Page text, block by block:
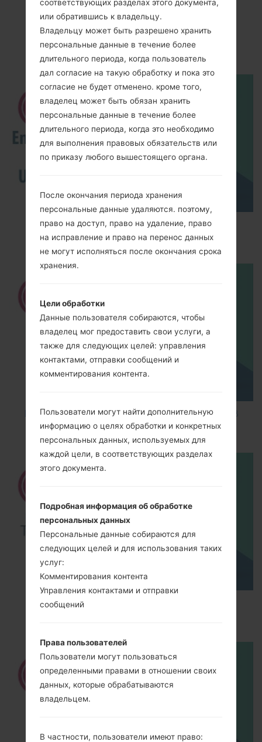
Видео
LGH791N(LGH791N)
akaLG Nexus 5X
How to Enable Developer Options & USB
Debugging on LG ?
How to Factory Reset through code on LG K8
M200E?
How to Factory Reset through menu on LG
соответствующих разделах этого документа,
или обратившись к владельцу.
Владельцу может быть разрешено хранить
персональные данные в течение более
длительного периода, когда пользователь
дал согласие на такую обработку и пока это
согласие не будет отменено. кроме того,
владелец может быть обязан хранить
персональные данные в течение более
длительного периода, когда это необходимо
для выполнения правовых обязательств или
по приказу любого вышестоящего органа.
После окончания периода хранения
персональные данные удаляются. поэтому,
право на доступ, право на удаление, право
на исправление и право на перенос данных
не могут исполняться после окончания срока
хранения.
Цели обработки
Данные пользователя собираются, чтобы
владелец мог предоставить свои услуги, а
также для следующих целей: управления
контактами, отправки сообщений и
комментирования контента.
Пользователи могут найти дополнительную
информацию о целях обработки и конкретных
персональных данных, используемых для
каждой цели, в соответствующих разделах
этого документа.
Подробная информация об обработке
персональных данных
Персональные данные собираются для
следующих целей и для использования таких
услуг:
Комментирования контента
Управления контактами и отправки
сообщений
Права пользователей
Пользователи могут пользоваться
определенными правами в отношении своих
данных, которые обрабатываются
владельцем.
В частности, пользователи имеют право: